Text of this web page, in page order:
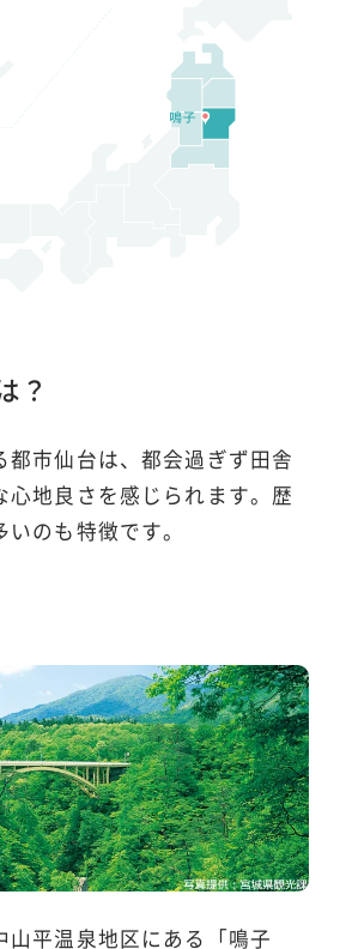
？
都市仙台は、都会過ぎず田舎
心地良さを感じられます。歴
のも特徴です。
山平温泉地区にある「鳴子